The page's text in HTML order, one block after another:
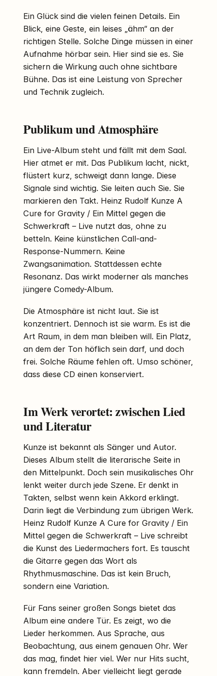
Ein Glück sind die vielen feinen Details. Ein
Blick, eine Geste, ein leises „ähm“ an der
richtigen Stelle. Solche Dinge müssen in einer
Aufnahme hörbar sein. Hier sind sie es. Sie
sichern die Wirkung auch ohne sichtbare
Bühne. Das ist eine Leistung von Sprecher
und Technik zugleich.
Publikum und Atmosphäre
Ein Live-Album steht und fällt mit dem Saal.
Hier atmet er mit. Das Publikum lacht, nickt,
flüstert kurz, schweigt dann lange. Diese
Signale sind wichtig. Sie leiten auch Sie. Sie
markieren den Takt. Heinz Rudolf Kunze A
Cure for Gravity / Ein Mittel gegen die
Schwerkraft – Live nutzt das, ohne zu
betteln. Keine künstlichen Call-and-
Response-Nummern. Keine
Zwangsanimation. Stattdessen echte
Resonanz. Das wirkt moderner als manches
jüngere Comedy-Album.
Die Atmosphäre ist nicht laut. Sie ist
konzentriert. Dennoch ist sie warm. Es ist die
Art Raum, in dem man bleiben will. Ein Platz,
an dem der Ton höflich sein darf, und doch
frei. Solche Räume fehlen oft. Umso schöner,
dass diese CD einen konserviert.
Im Werk verortet: zwischen Lied
und Literatur
Kunze ist bekannt als Sänger und Autor.
Dieses Album stellt die literarische Seite in
den Mittelpunkt. Doch sein musikalisches Ohr
lenkt weiter durch jede Szene. Er denkt in
Takten, selbst wenn kein Akkord erklingt.
Darin liegt die Verbindung zum übrigen Werk.
Heinz Rudolf Kunze A Cure for Gravity / Ein
Mittel gegen die Schwerkraft – Live schreibt
die Kunst des Liedermachers fort. Es tauscht
die Gitarre gegen das Wort als
Rhythmusmaschine. Das ist kein Bruch,
sondern eine Variation.
Für Fans seiner großen Songs bietet das
Album eine andere Tür. Es zeigt, wo die
Lieder herkommen. Aus Sprache, aus
Beobachtung, aus einem genauen Ohr. Wer
das mag, findet hier viel. Wer nur Hits sucht,
kann fremdeln. Aber vielleicht liegt gerade